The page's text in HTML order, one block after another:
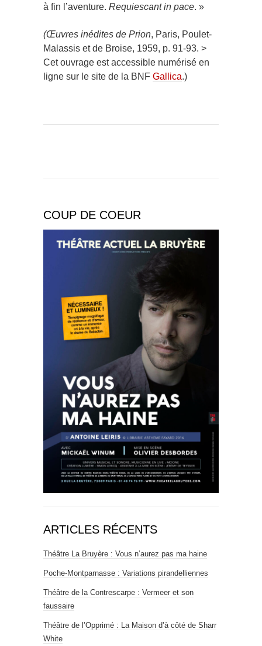
à fin l’aventure. Requiescant in pace. »
(Œuvres inédites de Prion, Paris, Poulet-
Malassis et de Broise, 1959, p. 91-93. >
Cet ouvrage est accessible numérisé en
ligne sur le site de la BNF Gallica.)
COUP DE COEUR
ARTICLES RÉCENTS
Théâtre La Bruyère : Vous n’aurez pas ma haine
Poche-Montparnasse : Variations pirandelliennes
Théâtre de la Contrescarpe : Vermeer et son
faussaire
Théâtre de l’Opprimé : La Maison d’à côté de Sharr
White